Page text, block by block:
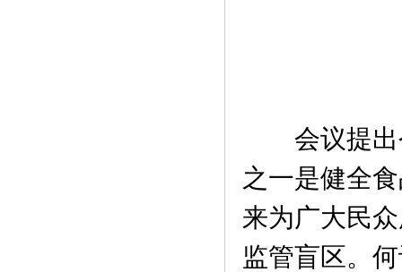
会议提出
之一是健全
来为广大民
监管盲区。